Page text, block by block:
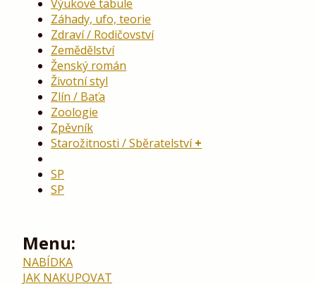
Výukové tabule
Záhady, ufo, teorie
Zdraví / Rodičovství
Zemědělství
Ženský román
Životní styl
Zlín / Baťa
Zoologie
Zpěvník
Starožitnosti / Sběratelství
SP
SP
Menu:
NABÍDKA
JAK NAKUPOVAT